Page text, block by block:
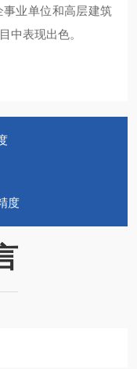
业单位和高层建筑
中表现出色‌。
度